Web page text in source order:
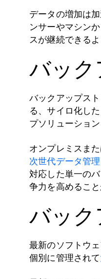
データの増加は
ンサーやマシン
スが継続できる
バック
バックアップス
る、サイロ化し
プソリューショ
オンプレミスま
次世代データ管理
対応した単一の
争力を高めること
バック
最新のソフトウ
個別に管理されて